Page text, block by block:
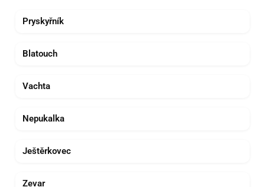
Pryskyřník
Blatouch
Vachta
Nepukalka
Ještěrkovec
Zevar